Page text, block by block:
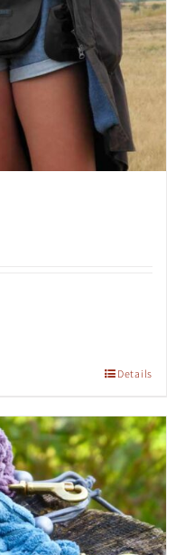
Details